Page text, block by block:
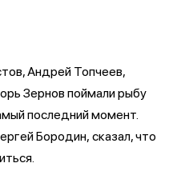
Андрей Топчеев,
Зернов поймали рыбу
последний момент.
Бородин, сказал, что